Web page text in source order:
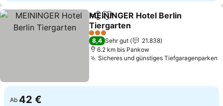
TeilenZu Favoriten hinzufügen
MEININGER Hotel Berlin
Tiergarten
3 Sterne
8,4 Sehr gut
21.838
6.2 km bis Pankow
Sicheres und günstiges Tiefgaragenparken
Ab 42 €